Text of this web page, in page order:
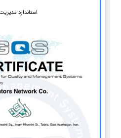
استاندارد